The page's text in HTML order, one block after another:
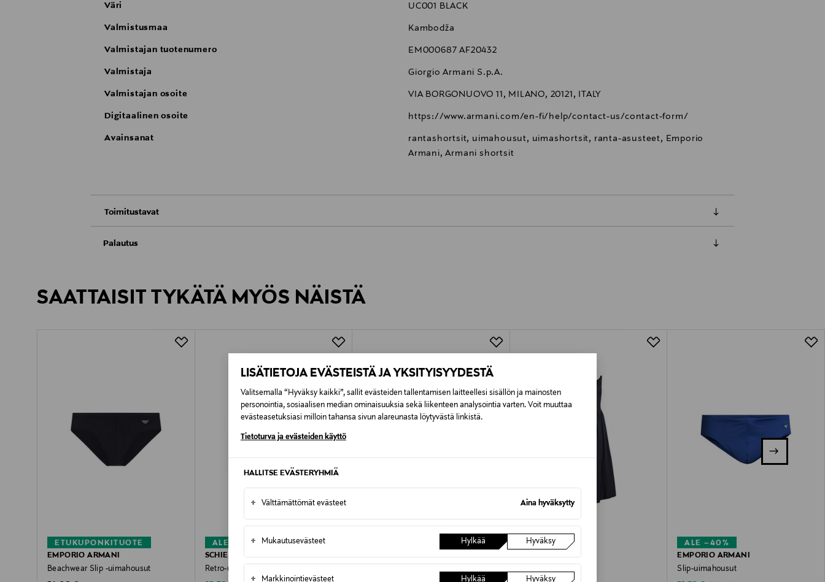
LISÄTIETOJA EVÄSTEISTÄ JA YKSITYISYYDESTÄ
Valitsemalla “Hyväksy kaikki”, sallit evästeiden tallentamisen laitteellesi sisällön ja mainosten
personointia, sosiaalisen median ominaisuuksia sekä liikenteen analysointia varten. Voit muuttaa
evästeasetuksiasi milloin tahansa sivun alareunasta löytyvästä linkistä.
Tietoturva ja evästeiden käyttö
HALLITSE EVÄSTERYHMIÄ
+ Välttämättömät evästeet Aina hyväksytty
+ Mukautusevästeet Hylkää Hyväksy
+ Markkinointievästeet Hylkää Hyväksy
Väri UC001 BLACK
Valmistusmaa Kambodža
Valmistajan tuotenumero EM000687 AF20432
Valmistaja Giorgio Armani S.p.A.
Valmistajan osoite VIA BORGONUOVO 11, MILANO, 20121, ITALY
Digitaalinen osoite https://www.armani.com/en-fi/help/contact-us/contact-form/
Avainsanat
rantashortsit, uimahousut, uimashortsit, ranta-asusteet, Emporio
Armani, Armani shortsit
Toimitustavat
Kotiinkuljetus
Pikatoimitus Wolt Alk. 6,90 €, kun toimitus on saatavilla valittuun osoitteeseen.
Palautus
LUE TARKEMMAT PALAUTUSOHJEET
SAATTAISIT TYKÄTÄ MYÖS NÄISTÄ
ETUKUPONKITUOTE
EMPORIO ARMANI
Beachwear Slip -uimahousut
ALE –40%
SCHIESSER
Retro-uimahousut
PAUL SMITH
ALE –41%
EMPORIO ARMANI
ALE –40%
EMPORIO ARMANI
Slip-uimahousut